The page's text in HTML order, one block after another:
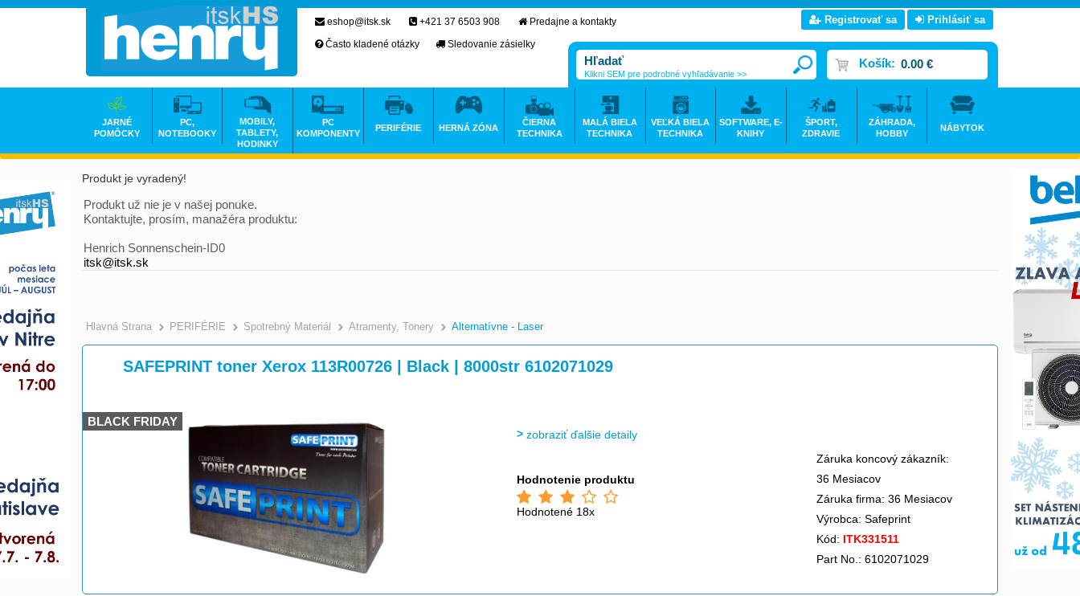
Produkt je vyradený!
Produkt už nie je v našej ponuke.
Kontaktujte, prosím, manažéra produktu:
Henrich Sonnenschein-ID0
itsk@itsk.sk
Hlavná Strana >
PERIFÉRIE >
Spotrebný Materiál >
Atramenty, Tonery >
Alternatívne - Laser
SAFEPRINT toner Xerox 113R00726 | Black | 8000str 6102071029
BLACK FRIDAY
zobraziť ďalšie detaily
Hodnotenie produktu
Hodnotené 18x
Záruka koncový zákazník:
36 Mesiacov
Záruka firma: 36 Mesiacov
Výrobca: Safeprint
Kód: ITK331511
Part No.: 6102071029
eshop@itsk.sk +421 37 6503 908
Predajne a kontakty
Často kladené otázky
Sledovanie zásielky
Registrovať sa Prihlásiť sa
Košík: 0.00 €
Klikni SEM pre podrobné vyhľadávanie >>
JARNÉ
POMÔCKY
PC,
NOTEBOOKY
MOBILY,
TABLETY,
HODINKY
PC
KOMPONENTY
PERIFÉRIE HERNÁ ZÓNA
ČIERNA
TECHNIKA
MALÁ BIELA
TECHNIKA
VEĽKÁ BIELA
TECHNIKA
SOFTWARE, E-
KNIHY
ŠPORT,
ZDRAVIE
ZÁHRADA,
HOBBY
NÁBYTOK